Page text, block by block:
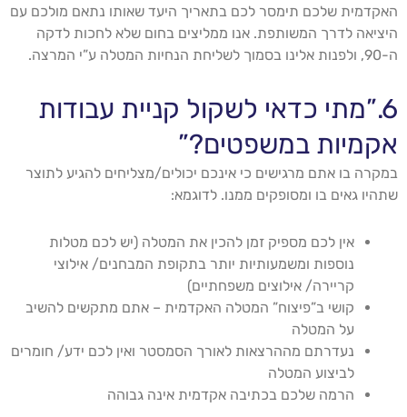
האקדמית שלכם תימסר לכם בתאריך היעד שאותו נתאם מולכם עם
היציאה לדרך המשותפת. אנו ממליצים בחום שלא לחכות לדקה
ה-90, ולפנות אלינו בסמוך לשליחת הנחיות המטלה ע”י המרצה.
6.”מתי כדאי לשקול קניית עבודות
אקמיות במשפטים?”
במקרה בו אתם מרגישים כי אינכם יכולים/מצליחים להגיע לתוצר
שתהיו גאים בו ומסופקים ממנו. לדוגמא:
אין לכם מספיק זמן להכין את המטלה (יש לכם מטלות
נוספות ומשמעותיות יותר בתקופת המבחנים/ אילוצי
קריירה/ אילוצים משפחתיים)
קושי ב”פיצוח” המטלה האקדמית – אתם מתקשים להשיב
על המטלה
נעדרתם מההרצאות לאורך הסמסטר ואין לכם ידע/ חומרים
לביצוע המטלה
הרמה שלכם בכתיבה אקדמית אינה גבוהה